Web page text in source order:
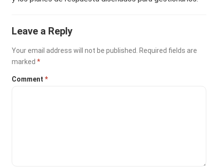
Leave a Reply
Your email address will not be published.
Required fields are
marked*
Comment*